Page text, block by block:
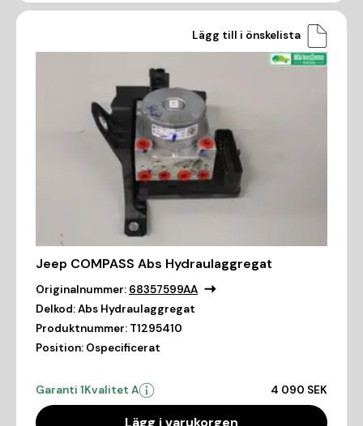
Lägg till i önskelista
Jeep COMPASS Abs Hydraulaggregat
Originalnummer: 68357599AA
Delkod:Abs Hydraulaggregat
Produktnummer: T1295410
Position: Ospecificerat
Garanti 1Kvalitet A 4 090 SEK
Lägg i varukorgen